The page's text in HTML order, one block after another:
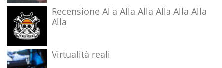
Recensione Alla Alla Alla Alla Alla Alla
Alla
Virtualità reali